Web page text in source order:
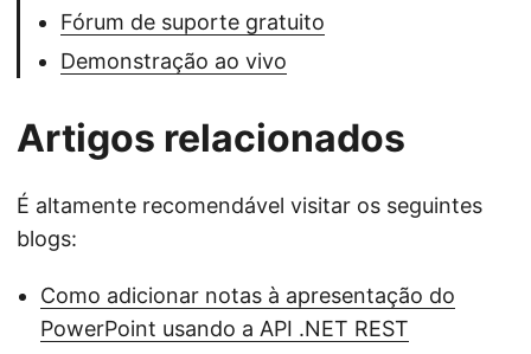
Fórum de suporte gratuito
Demonstração ao vivo
Artigos relacionados
É altamente recomendável visitar os seguintes
blogs:
Como adicionar notas à apresentação do
PowerPoint usando a API .NET REST